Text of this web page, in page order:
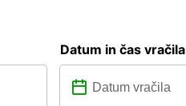
Datum in čas vračila